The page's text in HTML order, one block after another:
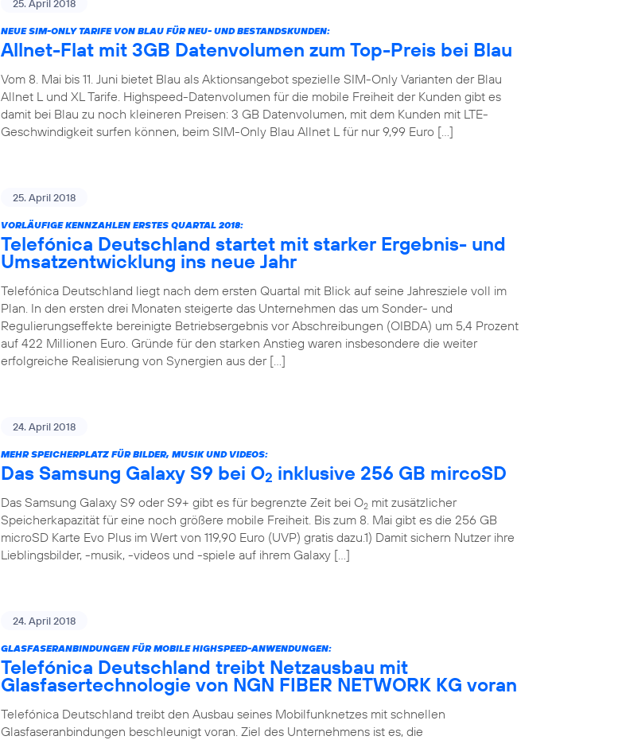
25. April 2018
NEUE SIM-ONLY TARIFE VON BLAU FÜR NEU- UND BESTANDSKUNDEN:
Allnet-Flat mit 3GB Datenvolumen zum Top-Preis bei Blau
Vom 8. Mai bis 11. Juni bietet Blau als Aktionsangebot spezielle SIM-Only Varianten der Blau
Allnet L und XL Tarife. Highspeed-Datenvolumen für die mobile Freiheit der Kunden gibt es
damit bei Blau zu noch kleineren Preisen: 3 GB Datenvolumen, mit dem Kunden mit LTE-
Geschwindigkeit surfen können, beim SIM-Only Blau Allnet L für nur 9,99 Euro […]
25. April 2018
VORLÄUFIGE KENNZAHLEN ERSTES QUARTAL 2018:
Telefónica Deutschland startet mit starker Ergebnis- und
Umsatzentwicklung ins neue Jahr
Telefónica Deutschland liegt nach dem ersten Quartal mit Blick auf seine Jahresziele voll im
Plan. In den ersten drei Monaten steigerte das Unternehmen das um Sonder- und
Regulierungseffekte bereinigte Betriebsergebnis vor Abschreibungen (OIBDA) um 5,4 Prozent
auf 422 Millionen Euro. Gründe für den starken Anstieg waren insbesondere die weiter
erfolgreiche Realisierung von Synergien aus der […]
24. April 2018
MEHR SPEICHERPLATZ FÜR BILDER, MUSIK UND VIDEOS:
Das Samsung Galaxy S9 bei O2 inklusive 256 GB mircoSD
Das Samsung Galaxy S9 oder S9+ gibt es für begrenzte Zeit bei O2 mit zusätzlicher
Speicherkapazität für eine noch größere mobile Freiheit. Bis zum 8. Mai gibt es die 256 GB
microSD Karte Evo Plus im Wert von 119,90 Euro (UVP) gratis dazu.1) Damit sichern Nutzer ihre
Lieblingsbilder, -musik, -videos und -spiele auf ihrem Galaxy […]
24. April 2018
GLASFASERANBINDUNGEN FÜR MOBILE HIGHSPEED-ANWENDUNGEN:
Telefónica Deutschland treibt Netzausbau mit
Glasfasertechnologie von NGN FIBER NETWORK KG voran
Telefónica Deutschland treibt den Ausbau seines Mobilfunknetzes mit schnellen
Glasfaseranbindungen beschleunigt voran. Ziel des Unternehmens ist es, die